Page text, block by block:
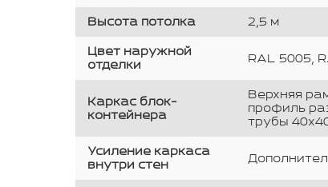
Высота потолка 2,5 м
Цвет наружной
отделки
RAL 5005,
Каркас блок-
контейнера
Верхняя
профиль
трубы
Усиление каркаса
внутри стен